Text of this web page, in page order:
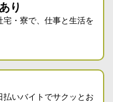
り
宅・寮で、仕事と生活を
払いバイトでサクッとお